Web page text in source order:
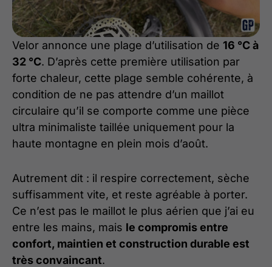
Velor annonce une plage d’utilisation de 16 °C à
32 °C. D’après cette première utilisation par
forte chaleur, cette plage semble cohérente, à
condition de ne pas attendre d’un maillot
circulaire qu’il se comporte comme une pièce
ultra minimaliste taillée uniquement pour la
haute montagne en plein mois d’août.
Autrement dit : il respire correctement, sèche
suffisamment vite, et reste agréable à porter.
Ce n’est pas le maillot le plus aérien que j’ai eu
entre les mains, mais le compromis entre
confort, maintien et construction durable est
très convaincant.